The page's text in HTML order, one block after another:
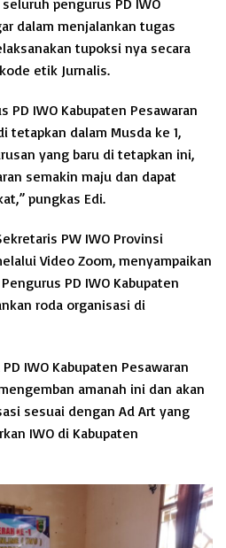
pengurus PD IWO
dalam menjalankan tugas
tupoksi nya secara
etik Jurnalis.
PD IWO Kabupaten Pesawaran
tetapkan dalam Musda ke 1,
yang baru di tetapkan ini,
semakin maju dan dapat
pungkas Edi.
PW IWO Provinsi
Video Zoom, menyampaikan
PD IWO Kabupaten
roda organisasi di
IWO Kabupaten Pesawaran
amanah ini dan akan
sesuai dengan Ad Art yang
IWO di Kabupaten